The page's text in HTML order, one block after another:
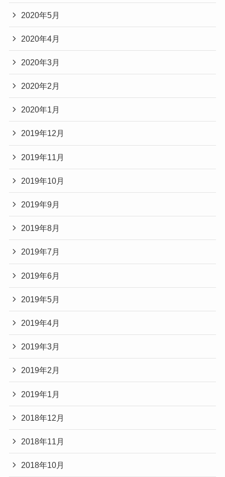
2020年5月
2020年4月
2020年3月
2020年2月
2020年1月
2019年12月
2019年11月
2019年10月
2019年9月
2019年8月
2019年7月
2019年6月
2019年5月
2019年4月
2019年3月
2019年2月
2019年1月
2018年12月
2018年11月
2018年10月